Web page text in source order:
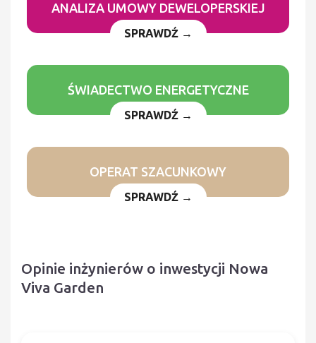
ANALIZA UMOWY DEWELOPERSKIEJ
SPRAWDŹ →
ŚWIADECTWO ENERGETYCZNE
SPRAWDŹ →
OPERAT SZACUNKOWY
SPRAWDŹ →
Opinie inżynierów o inwestycji Nowa
Viva Garden